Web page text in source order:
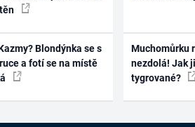
Blondýnka se s
a fotí se na místě
Muchomůrku
nezdolá! Jak
tygrované?